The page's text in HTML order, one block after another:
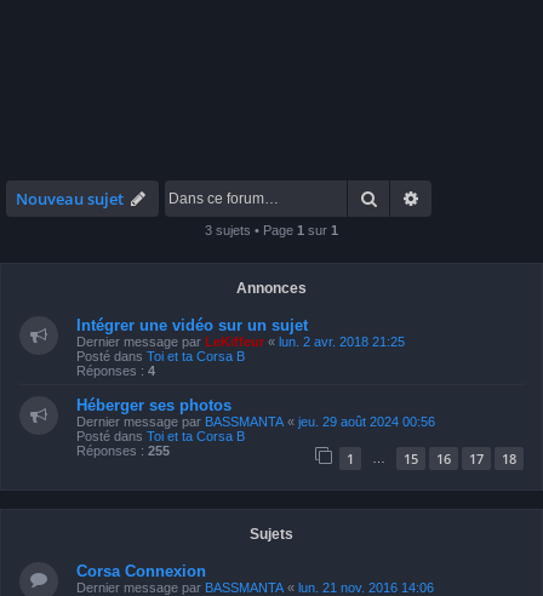
Nouveau sujet Rechercher
3 sujets • Page 1 sur 1
Annonces
Intégrer une vidéo sur un sujet
Dernier message par LeKiffeur « lun. 2 avr. 2018 21:25
Posté dans Toi et ta Corsa B
Réponses : 4
Héberger ses photos
Dernier message par BASSMANTA « jeu. 29 août 2024 00:56
Posté dans Toi et ta Corsa B
Réponses : 255 1 15 16 17 18
Sujets
Corsa Connexion
Dernier message par BASSMANTA « lun. 21 nov. 2016 14:06